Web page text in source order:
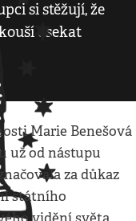
si stěžují, že
osekat
Marie Benešová
už od nástupu
za důkaz
státního